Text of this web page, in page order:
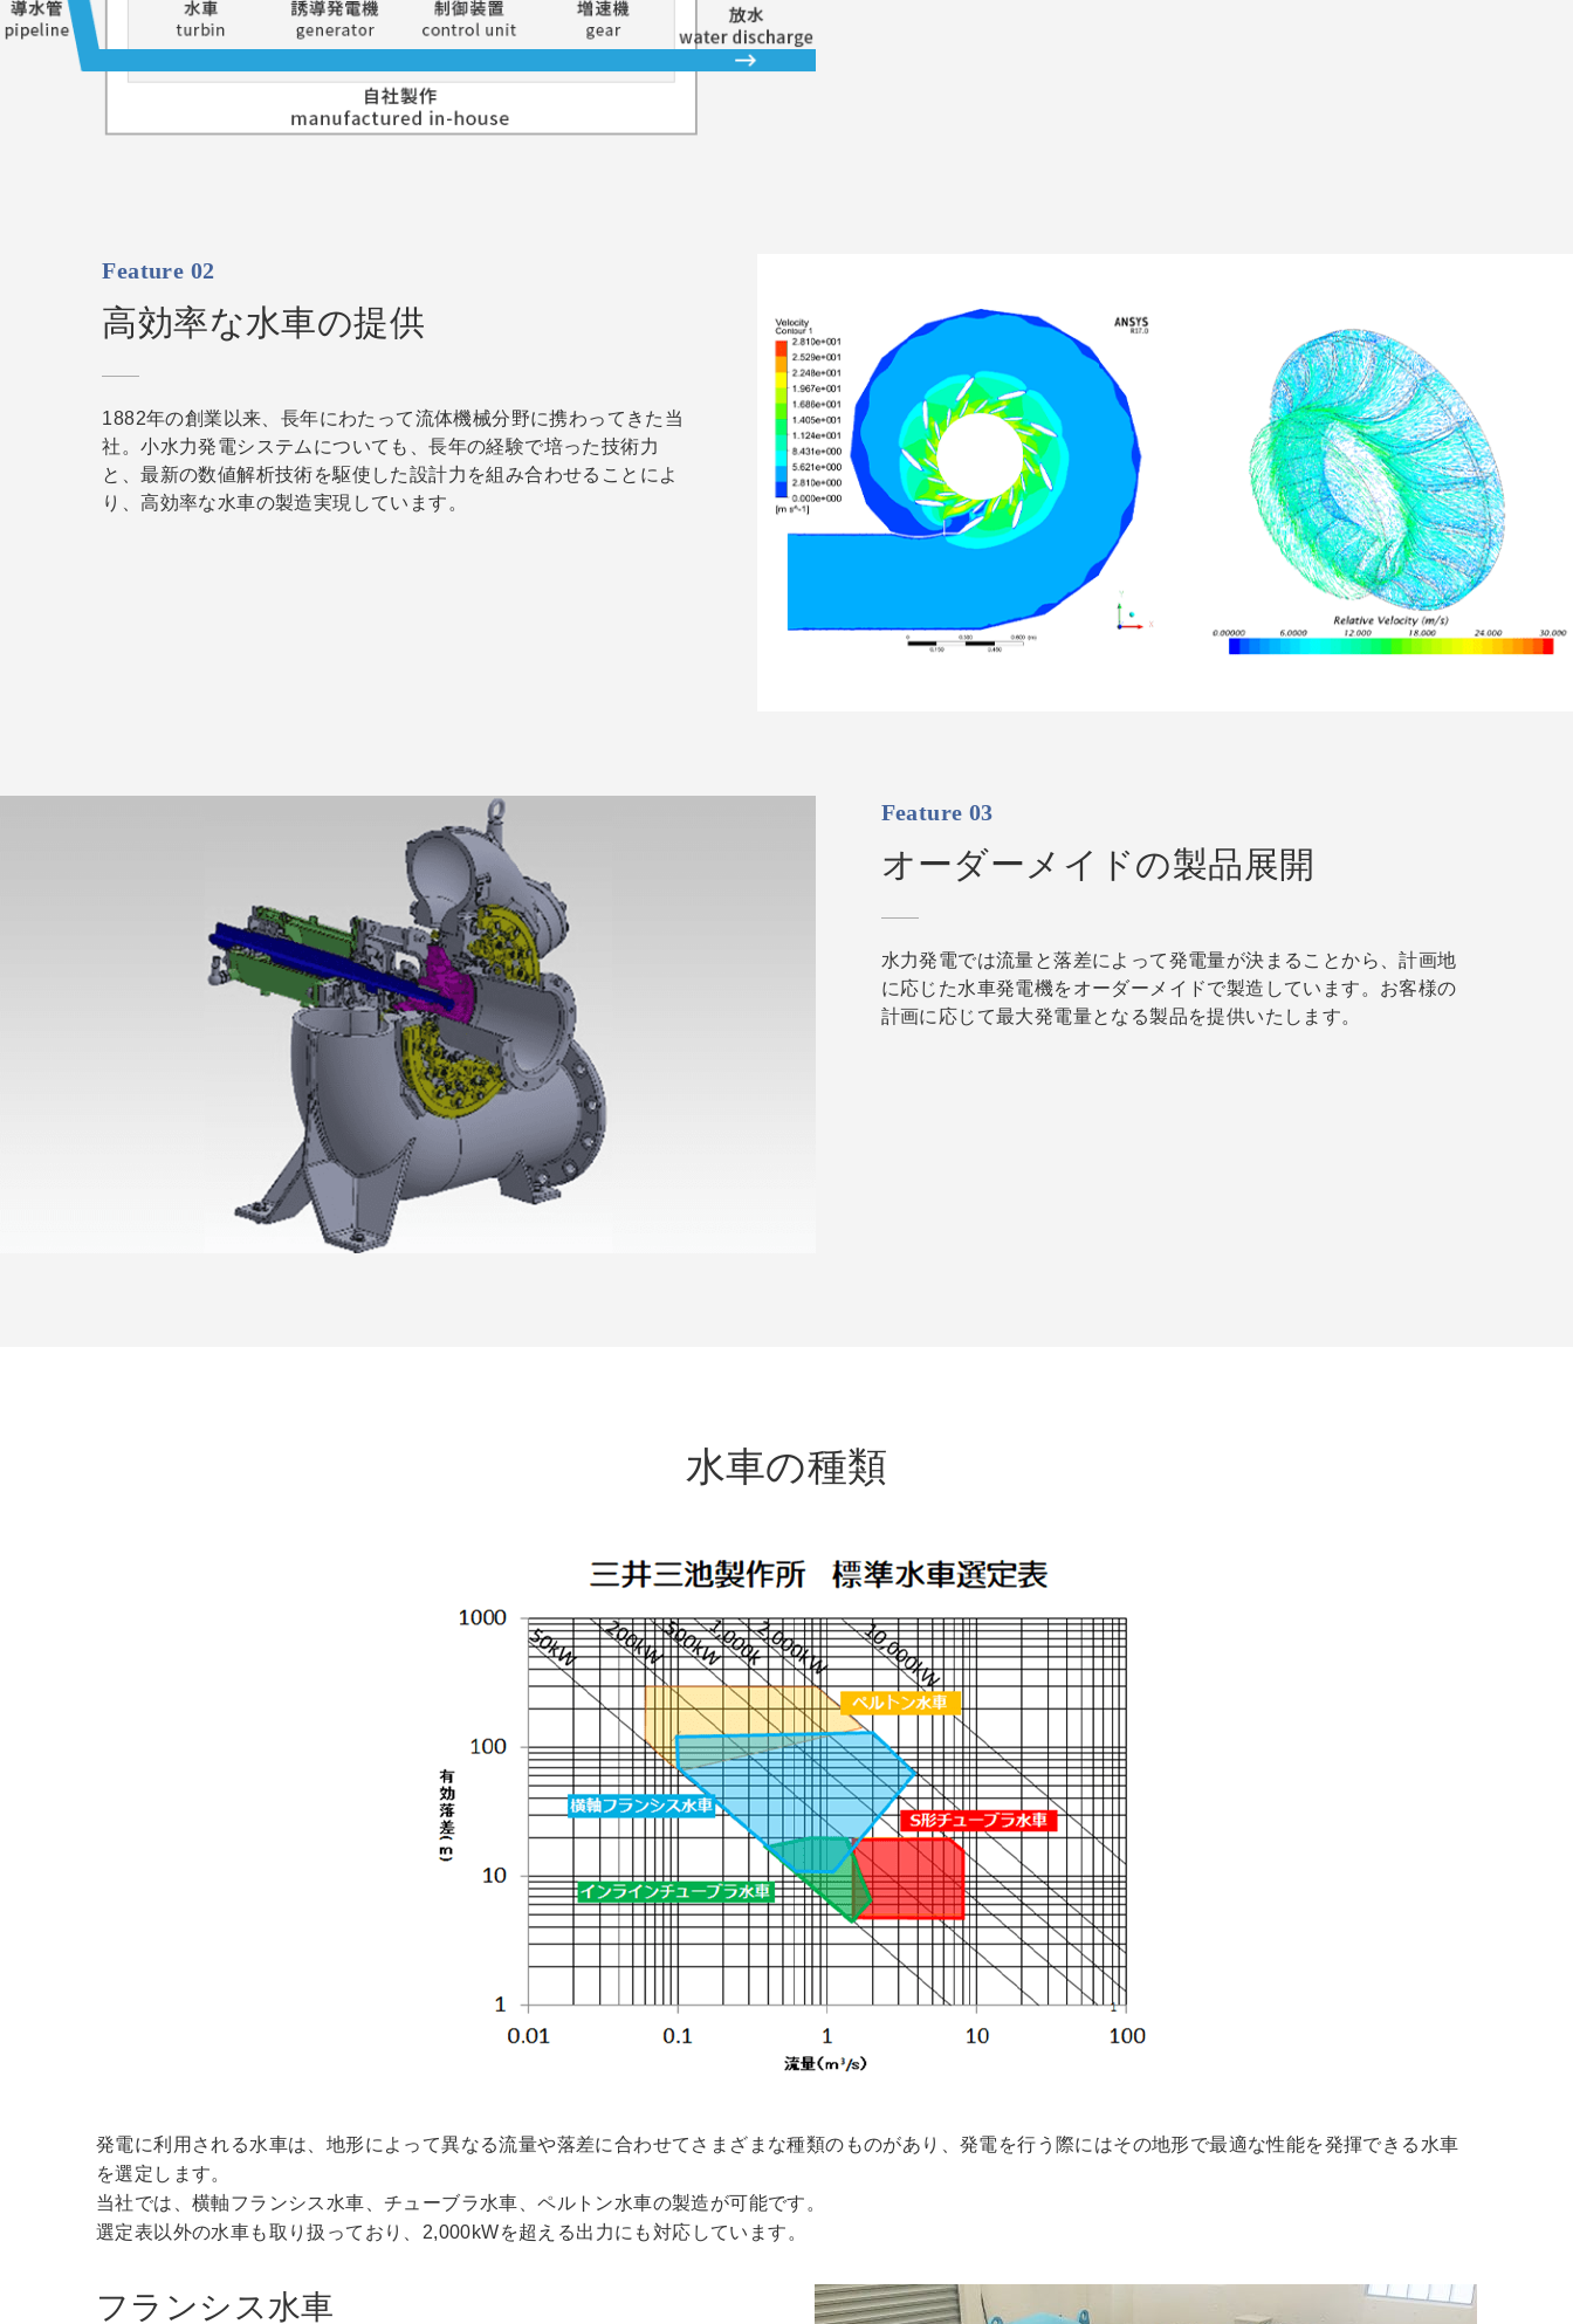
Feature 02
高効率な水車の提供
1882年の創業以来、長年にわたって流体機械分野に携わってきた当
社。小水力発電システムについても、長年の経験で培った技術力
と、最新の数値解析技術を駆使した設計力を組み合わせることによ
り、高効率な水車の製造実現しています。
Feature 03
オーダーメイドの製品展開
水力発電では流量と落差によって発電量が決まることから、計画地
に応じた水車発電機をオーダーメイドで製造しています。お客様の
計画に応じて最大発電量となる製品を提供いたします。
水車の種類
発電に利用される水車は、地形によって異なる流量や落差に合わせてさまざまな種類のものがあり、発電を行う際にはその地形で最適な性能を発揮できる水車
を選定します。
当社では、横軸フランシス水車、チューブラ水車、ペルトン水車の製造が可能です。
選定表以外の水車も取り扱っており、2,000kWを超える出力にも対応しています。
フランシス水車